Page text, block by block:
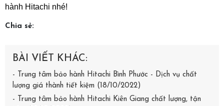
hành Hitachi nhé!
Chia sẻ:
BÀI VIẾT KHÁC:
- Trung tâm bảo hành Hitachi Bình Phước - Dịch vụ chất
lượng giá thành tiết kiệm (18/10/2022)
- Trung tâm bảo hành Hitachi Kiên Giang chất lượng, tận